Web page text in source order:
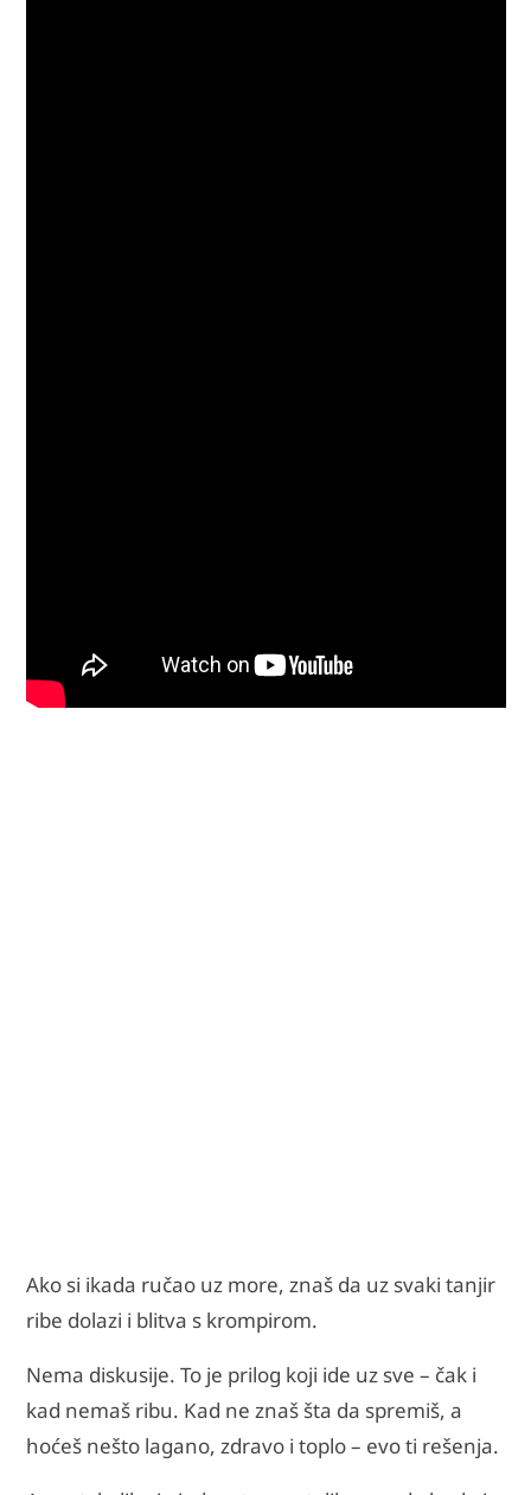
Ako si ikada ručao uz more, znaš da uz svaki tanjir
ribe dolazi i blitva s krompirom.
Nema diskusije. To je prilog koji ide uz sve – čak i
kad nemaš ribu. Kad ne znaš šta da spremiš, a
hoćeš nešto lagano, zdravo i toplo – evo ti rešenja.